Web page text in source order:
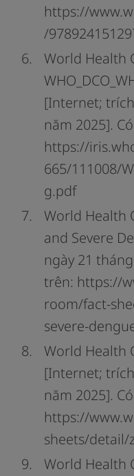
https://
/
World Health
[Internet;
năm 2025].
https://
665/111008/
g.pdf
World Health
and Severe
ngày 21
trên: https://
room/fact-
severe-
World Health
[Internet;
năm 2025].
https://
sheets/detail/
World Health